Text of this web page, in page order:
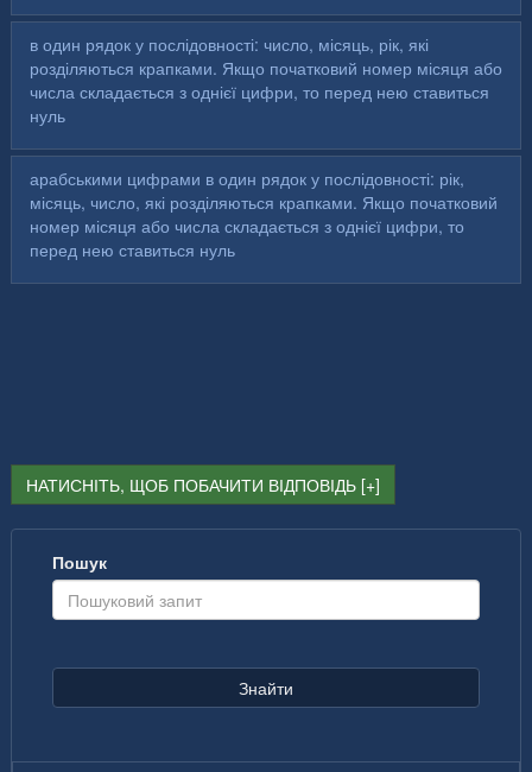
в один рядок у послідовності: число, місяць, рік, які
розділяються крапками. Якщо початковий номер місяця або
числа складається з однієї цифри, то перед нею ставиться
нуль
арабськими цифрами в один рядок у послідовності: рік,
місяць, число, які розділяються крапками. Якщо початковий
номер місяця або числа складається з однієї цифри, то
перед нею ставиться нуль
НАТИСНІТЬ, ЩОБ ПОБАЧИТИ ВІДПОВІДЬ
Пошук
Знайти